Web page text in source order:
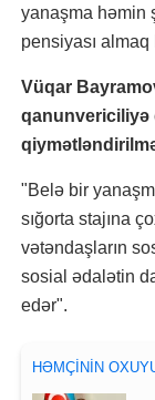
yanaşma həmin
pensiyası
Vüqar
qanunvericiliyə
"Belə bir
sığorta stajına
vətəndaşların
sosial ədalətin
edər".
HƏMÇININ